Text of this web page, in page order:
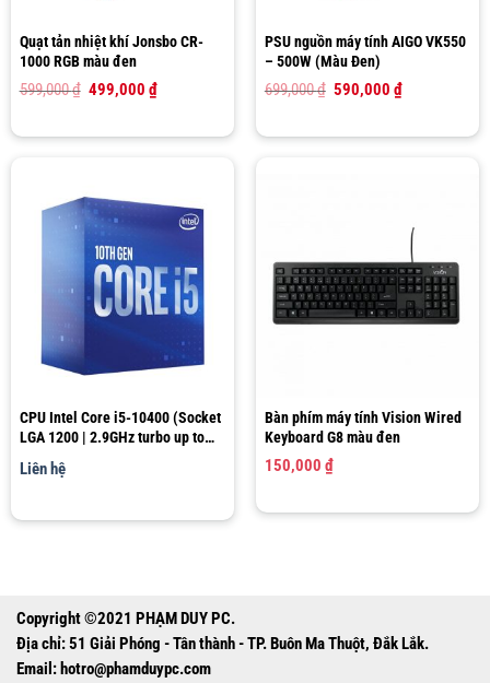
Quạt tản nhiệt khí Jonsbo CR-
1000 RGB màu đen
599,000₫ Giá
599,000 ₫.
499,000 ₫Giá
hiện
là:
PSU nguồn máy tính AIGO VK550
– 500W (Màu Đen)
699,000₫ Giá
699,000 ₫.
590,000₫Giá
là:
CPU Intel Core i5-10400 (Socket
LGA 1200 | 2.9GHz turbo up to
4.3GHz | 6 nhân 12 luồng | 12MB
Cache)
Liên hệ
Bàn phím máy tính Vision Wired
Keyboard G8 màu đen
150,000 ₫
Copyright ©2021 PHẠM DUY PC.
Địa chỉ: 51 Giải Phóng - Tân thành - TP. Buôn Ma Thuột, Đắk Lắk.
Email: hotro@phamduypc.com